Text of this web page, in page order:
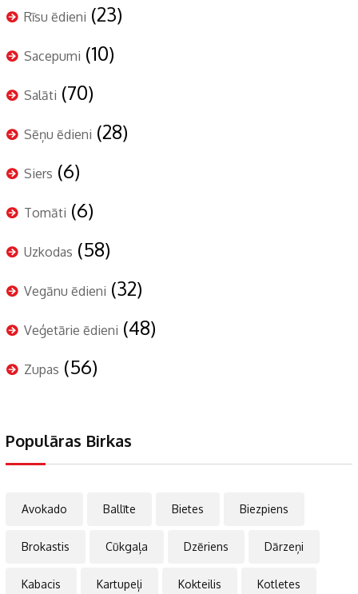
Rīsu ēdieni (23)
Sacepumi (10)
Salāti (70)
Sēņu ēdieni (28)
Siers (6)
Tomāti (6)
Uzkodas (58)
Vegānu ēdieni (32)
Veģetārie ēdieni (48)
Zupas (56)
Populāras Birkas
Avokado Ballīte Bietes Biezpiens
Brokastis Cūkgaļa Dzēriens Dārzeņi
Kabacis Kartupeļi Kokteilis Kotletes